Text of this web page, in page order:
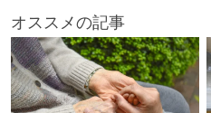
オススメの記事